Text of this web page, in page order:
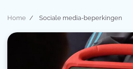
Home Sociale media-beperkingen